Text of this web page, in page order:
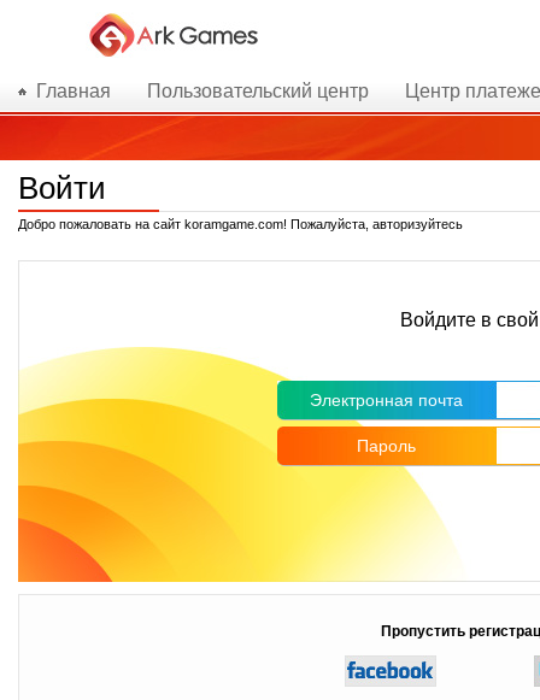
Главная Пользовательский центр Центр
Войти
Добро пожаловать на сайт koramgame.com! Пожалуйста, авторизуйтесь
Войдите в
Электронная почта
Пароль
Пропустить